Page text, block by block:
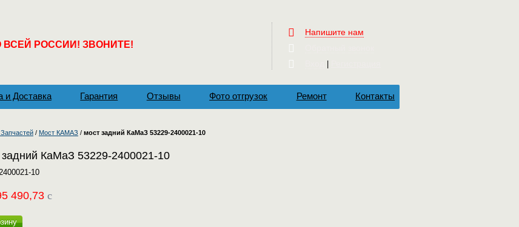
РОССИИ! ЗВОНИТЕ!
Напишите нам
|
и Доставка Гарантия Отзывы Фото отгрузок Ремонт Контакты
Запчастей / Мост КАМАЗ / мост задний КаМаЗ 53229-2400021-10
задний КаМаЗ 53229-2400021-10
10
490,73 c